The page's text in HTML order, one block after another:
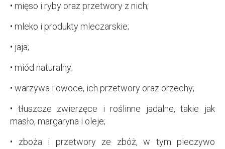
• mięso i ryby oraz przetwory z nich;
• mleko i produkty mleczarskie;
• jaja;
• miód naturalny;
• warzywa i owoce, ich przetwory oraz orzechy;
• tłuszcze zwierzęce i roślinne jadalne, takie jak
masło, margaryna i oleje;
• zboża i przetwory ze zbóż, w tym pieczywo